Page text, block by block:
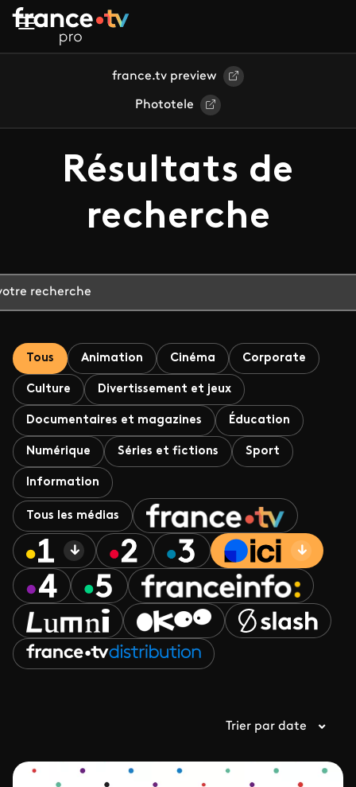
Aller au contenu principal
france.tv preview
Phototele
Résultats de
recherche
Tous Animation Cinéma Corporate
Culture Divertissement et jeux
Documentaires et magazines Éducation
Numérique Séries et fictions Sport
Information
Tous les médias
Trier par date